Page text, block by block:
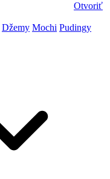
Otvoriť
Džemy Mochi Pudingy